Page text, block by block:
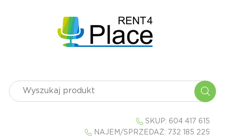
SKUP: 604 417 615
NAJEM/SPRZEDAŻ: 732 185 225